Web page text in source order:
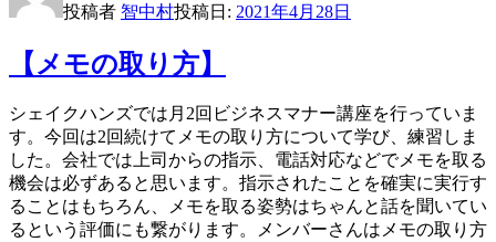
投稿者 智中村投稿日: 2021年4月28日
【メモの取り方】
シェイクハンズでは月2回ビジネスマナー講座を行っていま
す。今回は2回続けてメモの取り方について学び、練習しま
した。会社では上司からの指示、電話対応などでメモを取る
機会は必ずあると思います。指示されたことを確実に実行す
ることはもちろん、メモを取る姿勢はちゃんと話を聞いてい
るという評価にも繋がります。メンバーさんはメモの取り方